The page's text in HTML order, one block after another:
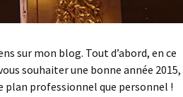
sur mon blog. Tout d’abord, en ce
souhaiter une bonne année 2015,
plan professionnel que personnel !